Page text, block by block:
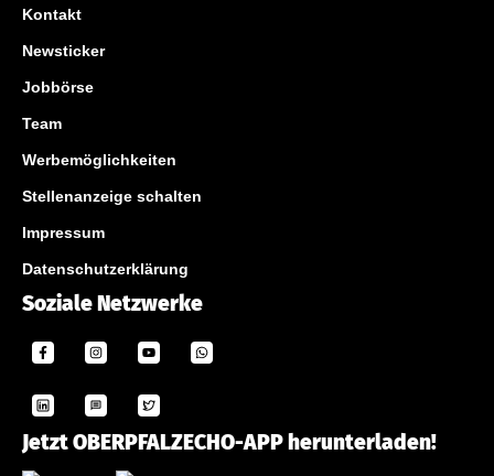
Kontakt
Newsticker
Jobbörse
Team
Werbemöglichkeiten
Stellenanzeige schalten
Impressum
Datenschutzerklärung
Soziale Netzwerke
Jetzt OBERPFALZECHO-APP herunterladen!